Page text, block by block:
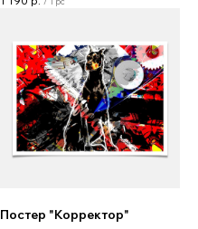
Постер "Корректор"